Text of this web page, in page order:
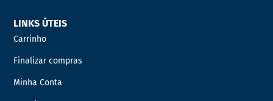
LINKS ÚTEIS
Carrinho
Finalizar compras
Minha Conta